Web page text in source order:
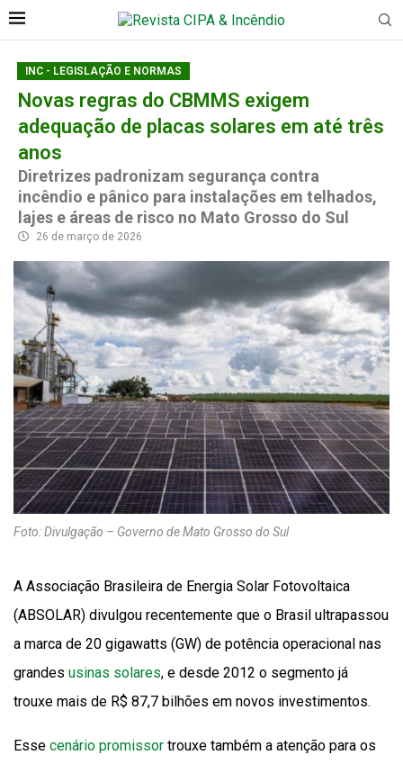
INC - LEGISLAÇÃO E NORMAS
Novas regras do CBMMS exigem
adequação de placas solares em até três
anos
Diretrizes padronizam segurança contra
incêndio e pânico para instalações em telhados,
lajes e áreas de risco no Mato Grosso do Sul
26 de março de 2026
Foto: Divulgação – Governo de Mato Grosso do Sul
A Associação Brasileira de Energia Solar Fotovoltaica
(ABSOLAR) divulgou recentemente que o Brasil ultrapassou
a marca de 20 gigawatts (GW) de potência operacional nas
grandes usinas solares, e desde 2012 o segmento já
trouxe mais de R$ 87,7 bilhões em novos investimentos.
Esse cenário promissor trouxe também a atenção para os